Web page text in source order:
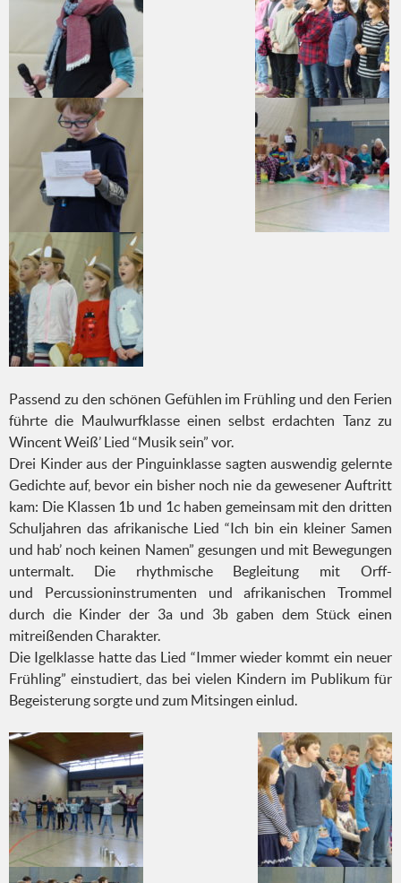
Passend zu den schönen Gefühlen im Frühling und den Ferien
führte die Maulwurfklasse einen selbst erdachten Tanz zu
Wincent Weiß’ Lied “Musik sein” vor.
Drei Kinder aus der Pinguinklasse sagten auswendig gelernte
Gedichte auf, bevor ein bisher noch nie da gewesener Auftritt
kam: Die Klassen 1b und 1c haben gemeinsam mit den dritten
Schuljahren das afrikanische Lied “Ich bin ein kleiner Samen
und hab’ noch keinen Namen” gesungen und mit Bewegungen
untermalt. Die rhythmische Begleitung mit Orff-
und Percussioninstrumenten und afrikanischen Trommel
durch die Kinder der 3a und 3b gaben dem Stück einen
mitreißenden Charakter.
Die Igelklasse hatte das Lied “Immer wieder kommt ein neuer
Frühling” einstudiert, das bei vielen Kindern im Publikum für
Begeisterung sorgte und zum Mitsingen einlud.